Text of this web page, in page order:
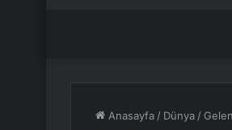
Anasayfa / Dünya /